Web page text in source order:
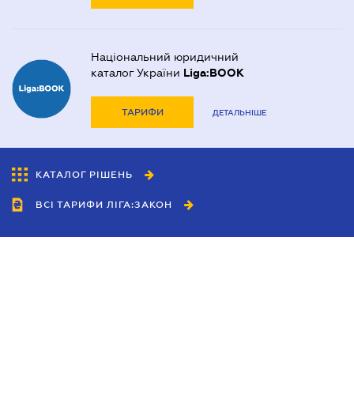
Національний юридичний
каталог України Liga:BOOK
ТАРИФИ ДЕТАЛЬНІШЕ
КАТАЛОГ РІШЕНЬ
ВСІ ТАРИФИ ЛІГА:ЗАКОН